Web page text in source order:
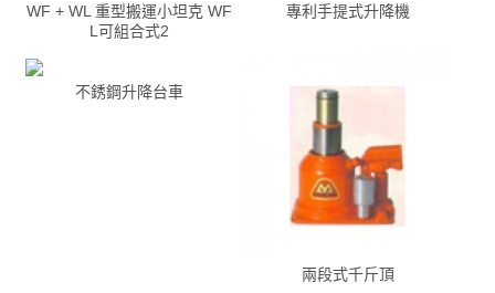
WF + WL 重型搬運小坦克 WF
L可組合式2
專利手提式升降機
不銹鋼升降台車
兩段式千斤頂